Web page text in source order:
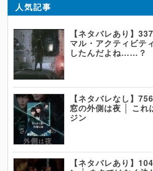
人気記事
【ネタバレあり】
マル・アクティビテ
したんだよね……？
【ネタバレなし】
窓の外側は夜 │ これ
ジン
【ネタバレあり】